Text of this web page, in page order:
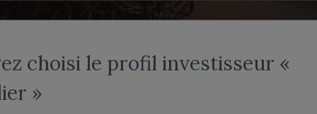
choisi le profil investisseur «
»